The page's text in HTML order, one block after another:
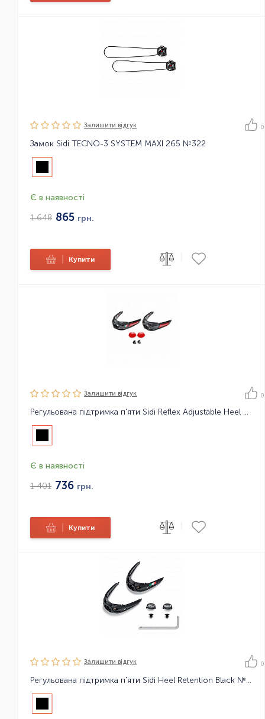
Залишити вiдгук 0
Замок Sidi TECNO-3 SYSTEM MAXI 265 №322
Є в наявності
1 648 865 грн.
Купити
Залишити вiдгук 0
Регульована підтримка п'яти Sidi Reflex Adjustable Heel №107
Є в наявності
1 401 736 грн.
Купити
Залишити вiдгук 0
Регульована підтримка п'яти Sidi Heel Retention Black №40